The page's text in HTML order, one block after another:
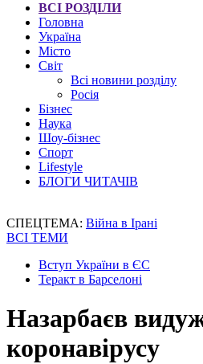
ВСІ РОЗДІЛИ
Головна
Україна
Місто
Світ
Всі новини розділу
Росія
Бізнес
Наука
Шоу-бізнес
Спорт
Lifestyle
БЛОГИ ЧИТАЧІВ
СПЕЦТЕМА: Війна в Ірані
ВСІ ТЕМИ
Вступ України в ЄС
Теракт в Барселоні
Назарбаєв
коронавірусу